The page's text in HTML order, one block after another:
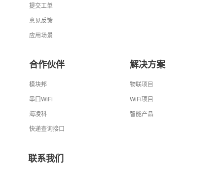
提交工单
意见反馈
应用场景
合作伙伴
模块邦
串口WiFi
海凌科
快递查询接口
解决方案
物联项目
WiFi项目
智能产品
联系我们